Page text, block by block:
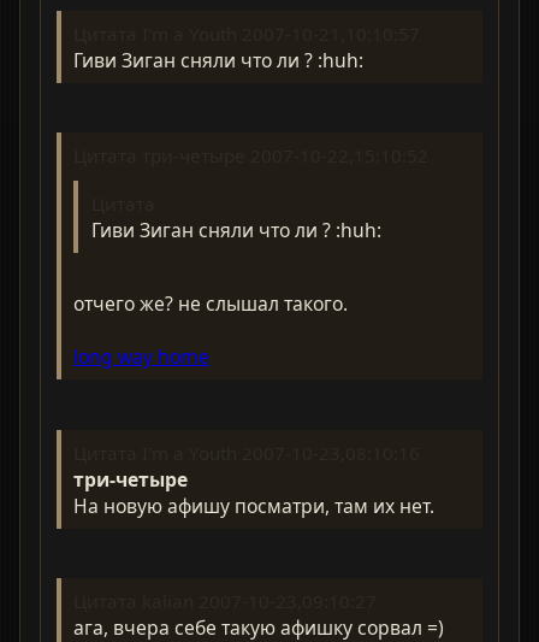
Гиви Зиган сняли что ли ? :huh:
Гиви Зиган сняли что ли ? :huh:
отчего же? не слышал такого.
long way home
три-четыре
На новую афишу посматри, там их нет.
ага, вчера себе такую афишку сорвал =)